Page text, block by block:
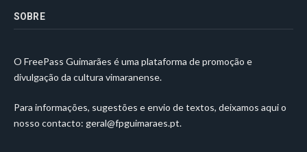
SOBRE
O FreePass Guimarães é uma plataforma de promoção e
divulgação da cultura vimaranense.
Para informações, sugestões e envio de textos, deixamos aqui o
nosso contacto: geral@fpguimaraes.pt.